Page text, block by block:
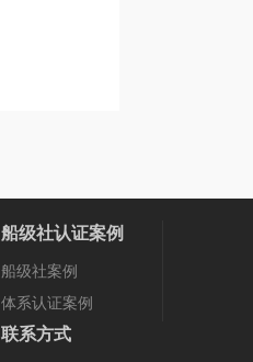
船级社认证案例
船级社案例
体系认证案例
联系方式